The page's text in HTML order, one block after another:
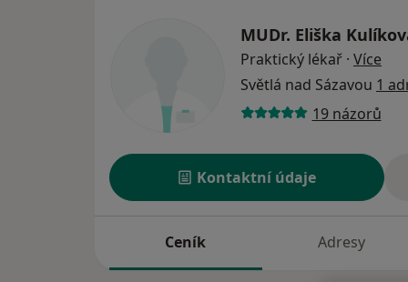
MUDr. Eliška
Praktický lékař · Více
Světlá nad Sázavou 1
19 názorů
Kontaktní údaje
Ceník Adresy